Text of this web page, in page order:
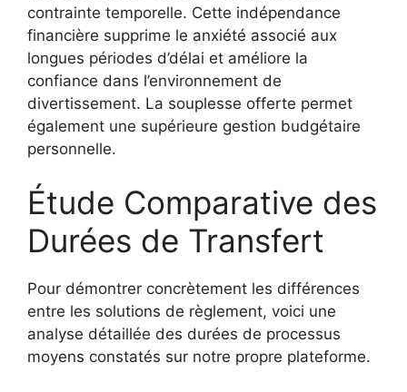
contrainte temporelle. Cette indépendance
financière supprime le anxiété associé aux
longues périodes d’délai et améliore la
confiance dans l’environnement de
divertissement. La souplesse offerte permet
également une supérieure gestion budgétaire
personnelle.
Étude Comparative des
Durées de Transfert
Pour démontrer concrètement les différences
entre les solutions de règlement, voici une
analyse détaillée des durées de processus
moyens constatés sur notre propre plateforme.